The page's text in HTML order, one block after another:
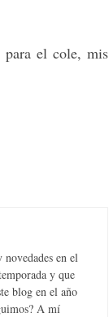
para el cole, mis
en el
y que
blog en el año
A mí